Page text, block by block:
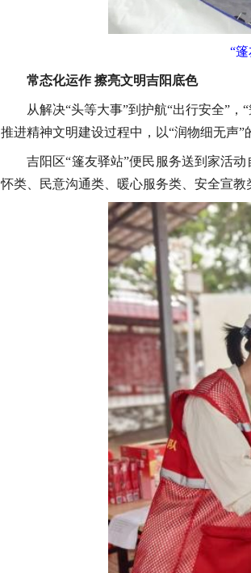
“
常态化运作 擦亮文明吉阳底色
从解决“头等大事”到护航“出行安全”
推进精神文明建设过程中，以“润物细无声”
吉阳区“篷友驿站”便民服务送到家活
怀类、民意沟通类、暖心服务类、安全宣教